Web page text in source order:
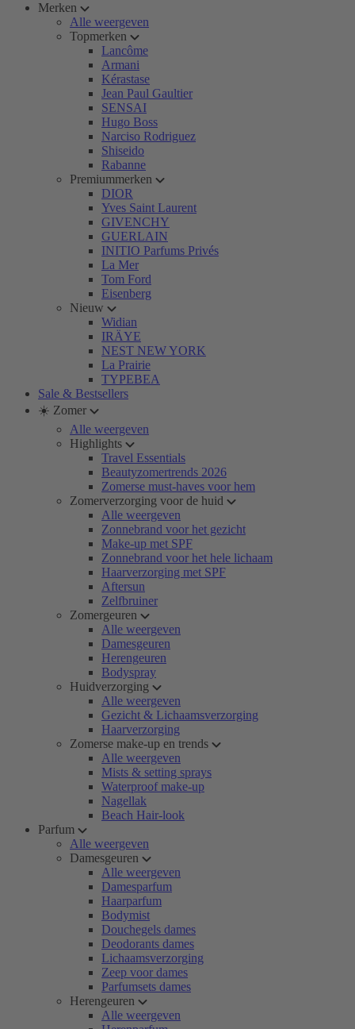
Merken
Alle weergeven
Topmerken
Lancôme
Armani
Kérastase
Jean Paul Gaultier
SENSAI
Hugo Boss
Narciso Rodriguez
Shiseido
Rabanne
Premiummerken
DIOR
Yves Saint Laurent
GIVENCHY
GUERLAIN
INITIO Parfums Privés
La Mer
Tom Ford
Eisenberg
Nieuw
Widian
IRÄYE
NEST NEW YORK
La Prairie
TYPEBEA
Sale & Bestsellers
☀️ Zomer
Alle weergeven
Highlights
Travel Essentials
Beautyzomertrends 2026
Zomerse must-haves voor hem
Zomerverzorging voor de huid
Alle weergeven
Zonnebrand voor het gezicht
Make-up met SPF
Zonnebrand voor het hele lichaam
Haarverzorging met SPF
Aftersun
Zelfbruiner
Zomergeuren
Alle weergeven
Damesgeuren
Herengeuren
Bodyspray
Huidverzorging
Alle weergeven
Gezicht & Lichaamsverzorging
Haarverzorging
Zomerse make-up en trends
Alle weergeven
Mists & setting sprays
Waterproof make-up
Nagellak
Beach Hair-look
Parfum
Alle weergeven
Damesgeuren
Alle weergeven
Damesparfum
Haarparfum
Bodymist
Douchegels dames
Deodorants dames
Lichaamsverzorging
Zeep voor dames
Parfumsets dames
Herengeuren
Alle weergeven